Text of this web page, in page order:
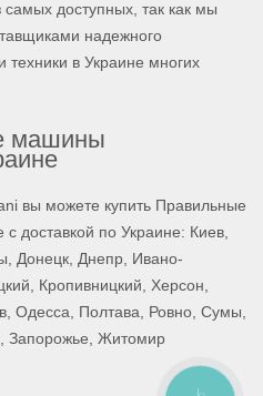
доступных, так как мы
надежного
техники в Украине многих
машины
вы можете купить Правильные
доставкой по Украине: Киев,
Донецк, Днепр, Ивано-
Кропивницкий, Херсон,
Одесса, Полтава, Ровно, Сумы,
Запорожье, Житомир